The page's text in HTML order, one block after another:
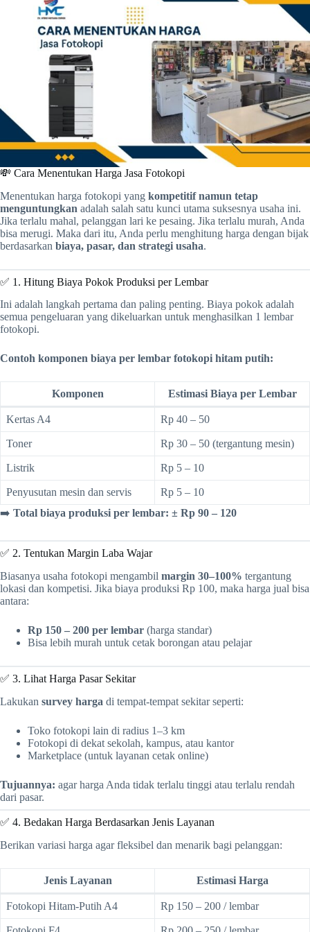
💸 Cara Menentukan Harga Jasa Fotokopi
Menentukan harga fotokopi yang kompetitif namun tetap
menguntungkan adalah salah satu kunci utama suksesnya usaha ini.
Jika terlalu mahal, pelanggan lari ke pesaing. Jika terlalu murah, Anda
bisa merugi. Maka dari itu, Anda perlu menghitung harga dengan bijak
berdasarkan biaya, pasar, dan strategi usaha.
✅ 1. Hitung Biaya Pokok Produksi per Lembar
Ini adalah langkah pertama dan paling penting. Biaya pokok adalah
semua pengeluaran yang dikeluarkan untuk menghasilkan 1 lembar
fotokopi.
Contoh komponen biaya per lembar fotokopi hitam putih:
Komponen Estimasi Biaya per Lembar
Kertas A4 Rp 40 – 50
Toner Rp 30 – 50 (tergantung mesin)
Listrik Rp 5 – 10
Penyusutan mesin dan servis
Rp 5 – 10
➡️ Total biaya produksi per lembar: ± Rp 90 – 120
✅ 2. Tentukan Margin Laba Wajar
Biasanya usaha fotokopi mengambil margin 30–100% tergantung
lokasi dan kompetisi. Jika biaya produksi Rp 100, maka harga jual bisa
antara:
Rp 150 – 200 per lembar (harga standar)
Bisa lebih murah untuk cetak borongan atau pelajar
✅ 3. Lihat Harga Pasar Sekitar
Lakukan survey harga di tempat-tempat sekitar seperti:
Toko fotokopi lain di radius 1–3 km
Fotokopi di dekat sekolah, kampus, atau kantor
Marketplace (untuk layanan cetak online)
Tujuannya: agar harga Anda tidak terlalu tinggi atau terlalu rendah
dari pasar.
✅ 4. Bedakan Harga Berdasarkan Jenis Layanan
Berikan variasi harga agar fleksibel dan menarik bagi pelanggan:
Jenis Layanan Estimasi Harga
Fotokopi Hitam-Putih A4 Rp 150 – 200 / lembar